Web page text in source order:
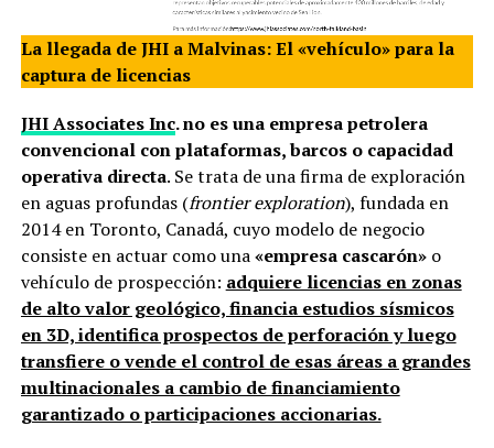
La llegada de JHI a Malvinas: El «vehículo» para la
captura de licencias
JHI Associates Inc. no es una empresa petrolera
convencional con plataformas, barcos o capacidad
operativa directa. Se trata de una firma de exploración
en aguas profundas (frontier exploration), fundada en
2014 en Toronto, Canadá, cuyo modelo de negocio
consiste en actuar como una«empresa cascarón»o
vehículo de prospección: adquiere licencias en zonas
de alto valor geológico, financia estudios sísmicos
en 3D, identifica prospectos de perforación y luego
transfiere o vende el control de esas áreas a grandes
multinacionales a cambio de financiamiento
garantizado o participaciones accionarias.